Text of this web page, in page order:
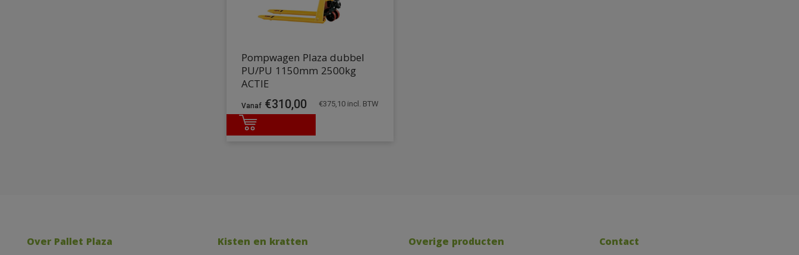
Pompwagen Plaza dubbel
PU/PU 1150mm 2500kg
ACTIE
€310,00 €375,10incl. BTW
Over Pallet Plaza Kisten en kratten Overige producten Contact